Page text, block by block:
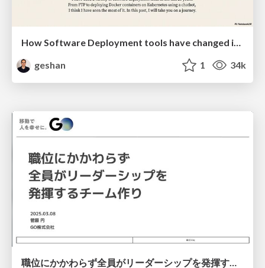
geshan
1 34k
職位にかかわらず全員がリーダーシップを発揮するチーム作り / Building a team where everyone can demonstrate leadership regardless of position